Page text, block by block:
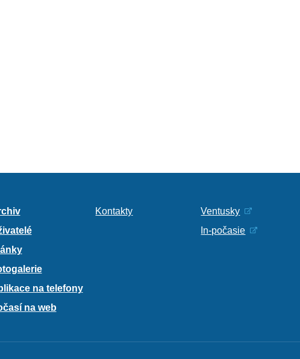
na telefony
na web
Kontakty
Ventusky
In-počasie